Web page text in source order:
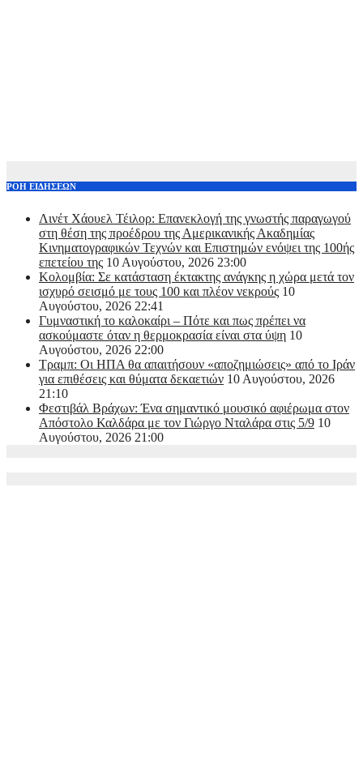
ΡΟΗ ΕΙΔΗΣΕΩΝ
Λινέτ Χάουελ Τέιλορ: Επανεκλογή της γνωστής παραγωγού
στη θέση της προέδρου της Αμερικανικής Ακαδημίας
Κινηματογραφικών Τεχνών και Επιστημών ενόψει της 100ής
επετείου της 10 Αυγούστου, 2026 23:00
Κολομβία: Σε κατάσταση έκτακτης ανάγκης η χώρα μετά τον
ισχυρό σεισμό με τους 100 και πλέον νεκρούς 10
Αυγούστου, 2026 22:41
Γυμναστική το καλοκαίρι – Πότε και πως πρέπει να
ασκούμαστε όταν η θερμοκρασία είναι στα ύψη 10
Αυγούστου, 2026 22:00
Τραμπ: Οι ΗΠΑ θα απαιτήσουν «αποζημιώσεις» από το Ιράν
για επιθέσεις και θύματα δεκαετιών 10 Αυγούστου, 2026
21:10
Φεστιβάλ Βράχων: Ένα σημαντικό μουσικό αφιέρωμα στον
Απόστολο Καλδάρα με τον Γιώργο Νταλάρα στις 5/9 10
Αυγούστου, 2026 21:00